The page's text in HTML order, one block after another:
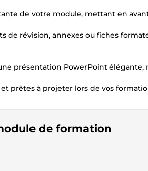
de votre module, mettant en
de révision, annexes ou fiches
présentation PowerPoint
prêtes à projeter lors de vos
de formation